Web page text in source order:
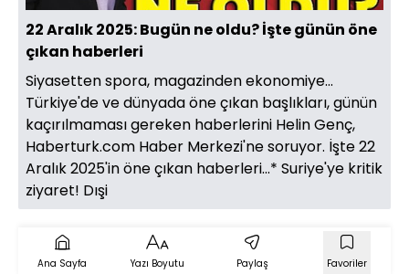
22 Aralık 2025: Bugün ne oldu? İşte günün öne
çıkan haberleri
Siyasetten spora, magazinden ekonomiye...
Türkiye'de ve dünyada öne çıkan başlıkları, günün
kaçırılmaması gereken haberlerini Helin Genç,
Haberturk.com Haber Merkezi'ne soruyor. İşte 22
Aralık 2025'in öne çıkan haberleri...* Suriye'ye kritik
ziyaret! Dışi
Ana Sayfa Yazı Boyutu Paylaş Favoriler